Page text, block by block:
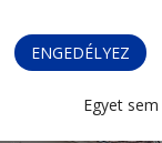
ENGEDÉLYEZ
Egyet